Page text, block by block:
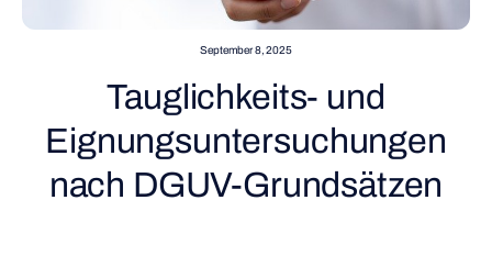
September 8, 2025
Tauglichkeits- und
Eignungsuntersuchungen
nach DGUV-Grundsätzen